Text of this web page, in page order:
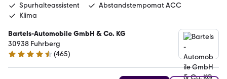
Spurhalteassistent
Abstandstempomat ACC
Klima
Bartels-Automobile GmbH & Co. KG
30938 Fuhrberg
4.6 Sterne
(465)